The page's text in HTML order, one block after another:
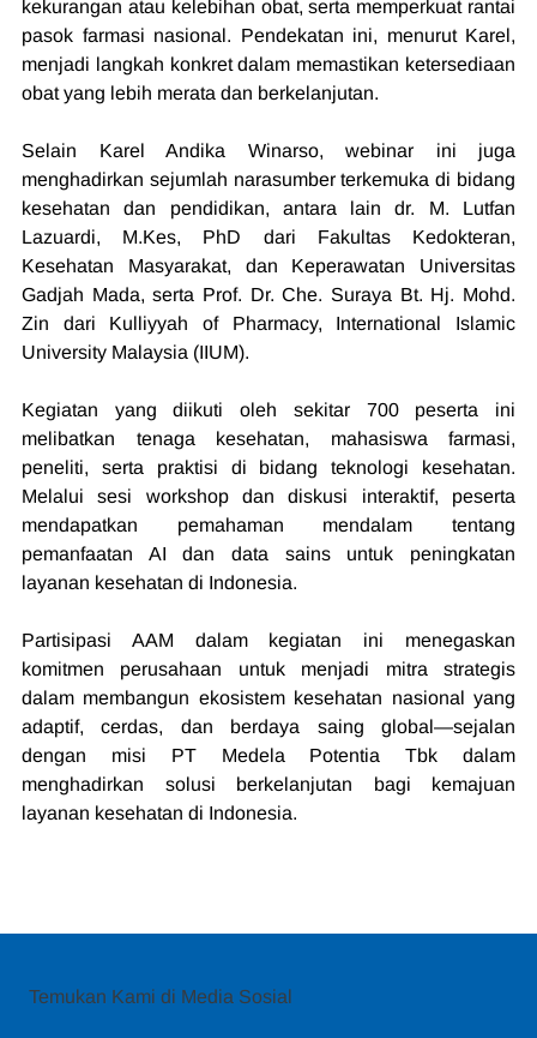
kekurangan atau kelebihan obat, serta memperkuat rantai
pasok farmasi nasional. Pendekatan ini, menurut Karel,
menjadi langkah konkret dalam memastikan ketersediaan
obat yang lebih merata dan berkelanjutan.
Selain Karel Andika Winarso, webinar ini juga
menghadirkan sejumlah narasumber terkemuka di bidang
kesehatan dan pendidikan, antara lain dr. M. Lutfan
Lazuardi, M.Kes, PhD dari Fakultas Kedokteran,
Kesehatan Masyarakat, dan Keperawatan Universitas
Gadjah Mada, serta Prof. Dr. Che. Suraya Bt. Hj. Mohd.
Zin dari Kulliyyah of Pharmacy, International Islamic
University Malaysia (IIUM).
Kegiatan yang diikuti oleh sekitar 700 peserta ini
melibatkan tenaga kesehatan, mahasiswa farmasi,
peneliti, serta praktisi di bidang teknologi kesehatan.
Melalui sesi workshop dan diskusi interaktif, peserta
mendapatkan pemahaman mendalam tentang
pemanfaatan AI dan data sains untuk peningkatan
layanan kesehatan di Indonesia.
Partisipasi AAM dalam kegiatan ini menegaskan
komitmen perusahaan untuk menjadi mitra strategis
dalam membangun ekosistem kesehatan nasional yang
adaptif, cerdas, dan berdaya saing global—sejalan
dengan misi PT Medela Potentia Tbk dalam
menghadirkan solusi berkelanjutan bagi kemajuan
layanan kesehatan di Indonesia.
Temukan Kami di Media Sosial